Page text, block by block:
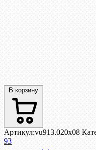
В корзину
Артикул:vu913.020x08
93